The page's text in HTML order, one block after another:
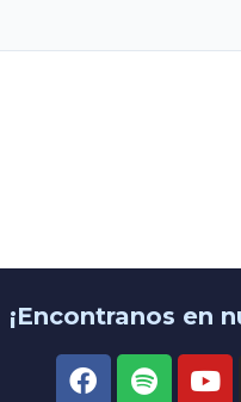
¡Encontranos en